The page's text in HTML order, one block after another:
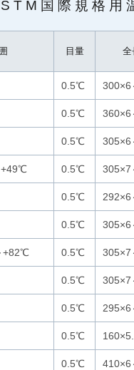
国際規格用
目量 全
0.5℃ 300×6
0.5℃ 360×6
0.5℃ 305×6
+49℃ 0.5℃ 305×7
0.5℃ 292×6
0.5℃ 305×6
+82℃ 0.5℃ 305×7
0.5℃ 305×7
0.5℃ 295×6
0.5℃
0.5℃ 410×6